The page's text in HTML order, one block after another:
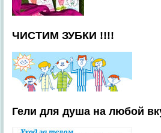
ЧИСТИМ ЗУБКИ !!!!
Гели для душа на любой